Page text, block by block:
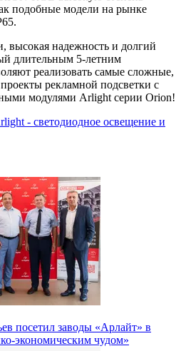
подобные модели на рынке
высокая надежность и долгий
длительным 5-летним
реализовать самые сложные,
рекламной подсветки с
модулями Arlight серии Orion!
- светодиодное освещение и
посетил заводы «Арлайт» в
экономическим чудом»